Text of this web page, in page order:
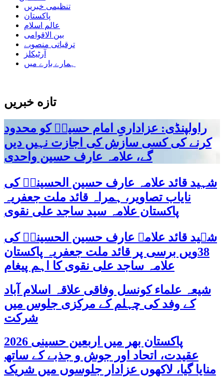
تنظیمی خبریں
پاکستان
عالم اسلام
بین الاقوامی
ترقیاتی منصوبے
آرٹیکلز
ہمارے بارے میں
تازه خبریں
راولپنڈی: عزاداریِ امام حسینؑ کو محدود
کرنے کی کسی سازش کی اجازت نہیں دیں
گے، علامہ عارف حسین واحدی
شہید قائد علامہ عارف حسین الحسینیؒ کی
نایاب تصاویر، ہمراہ قائد ملت جعفریہ
پاکستان علامہ سید ساجد علی نقوی
شہید قائد علامہ عارف حسین الحسینیؒ کی
38ویں برسی پر قائد ملت جعفریہ پاکستان
علامہ ساجد علی نقوی کا اہم پیغام
شیعہ علماء کونسل وفاقی علاقہ اسلام آباد
کے وفد کی چہلم کے مرکزی جلوس میں
شرکت
پاکستان بھر میں اربعین حسینی 2026
عقیدت، اتحاد اور جوش و جذبے کے ساتھ
منایا گیا، لاکھوں عزادار جلوسوں میں شریک